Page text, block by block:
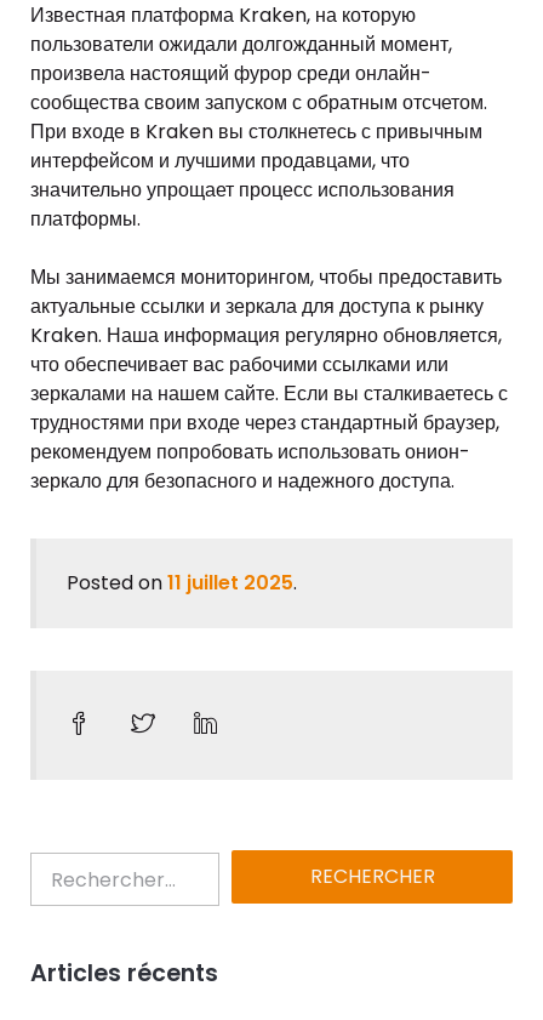
Известная платформа Kraken, на которую
пользователи ожидали долгожданный момент,
произвела настоящий фурор среди онлайн-
сообщества своим запуском с обратным отсчетом.
При входе в Kraken вы столкнетесь с привычным
интерфейсом и лучшими продавцами, что
значительно упрощает процесс использования
платформы.
Мы занимаемся мониторингом, чтобы предоставить
актуальные ссылки и зеркала для доступа к рынку
Kraken. Наша информация регулярно обновляется,
что обеспечивает вас рабочими ссылками или
зеркалами на нашем сайте. Если вы сталкиваетесь с
трудностями при входе через стандартный браузер,
рекомендуем попробовать использовать онион-
зеркало для безопасного и надежного доступа.
Posted on11 juillet 2025.
Articles récents